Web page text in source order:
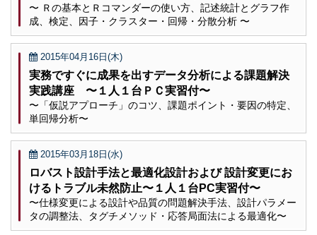
〜 Ｒの基本とＲコマンダーの使い方、記述統計とグラフ作
成、検定、因子・クラスター・回帰・分散分析 〜
2015年04月16日(木)
実務ですぐに成果を出すデータ分析による課題解決
実践講座 〜１人１台ＰＣ実習付〜
〜「仮説アプローチ」のコツ、課題ポイント・要因の特定、
単回帰分析〜
2015年03月18日(水)
ロバスト設計手法と最適化設計および 設計変更にお
けるトラブル未然防止〜１人１台PC実習付〜
〜仕様変更による設計や品質の問題解決手法、設計パラメー
タの調整法、タグチメソッド・応答局面法による最適化〜